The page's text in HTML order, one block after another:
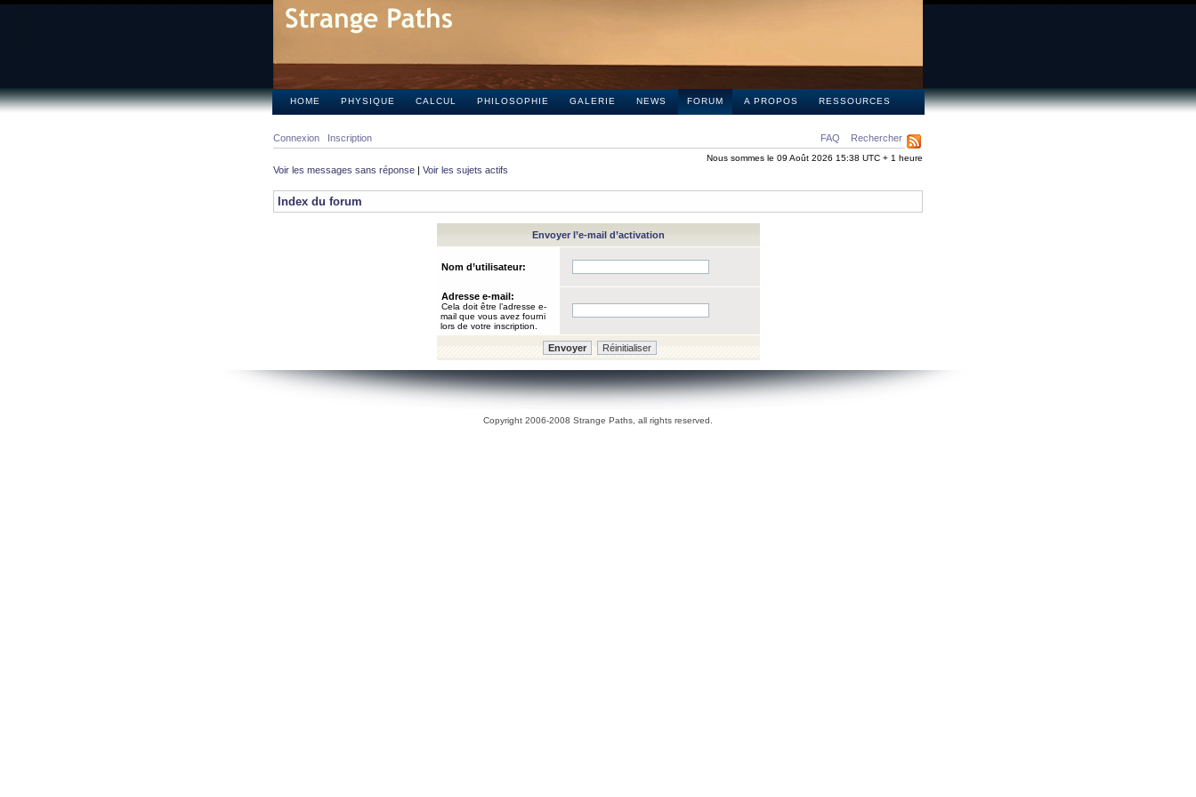
HOME PHYSIQUE CALCUL PHILOSOPHIE GALERIE NEWS FORUM A PROPOS RESSOURCES
FAQ Rechercher
Connexion Inscription
Nous sommes le 09 Août 2026 15:38 UTC + 1 heure
Voir les messages sans réponse | Voir les sujets actifs
Index du forum
Envoyer l’e-mail d’activation
Nom d’utilisateur:
Adresse e-mail:
Cela doit être l’adresse e-
mail que vous avez fourni
lors de votre inscription.
Copyright 2006-2008 Strange Paths, all rights reserved.